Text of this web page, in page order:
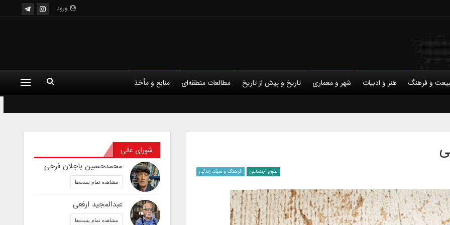
ورود
و فرهنگ هنر و ادبیات شهر و معماری تاریخ و پیش از تاریخ مطالعات منطقه‌ای منابع و مأخذ
علوم اجتماعی فرهنگ و سبک زندگی
شورای عالی
محمدحسین باجلان فرخی
مشاهده تمام پست‌ها
عبدالمجید ارفعی
مشاهده تمام پست‌ها